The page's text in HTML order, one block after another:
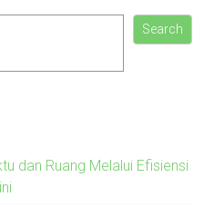
Search
dan Ruang Melalui Efisiensi